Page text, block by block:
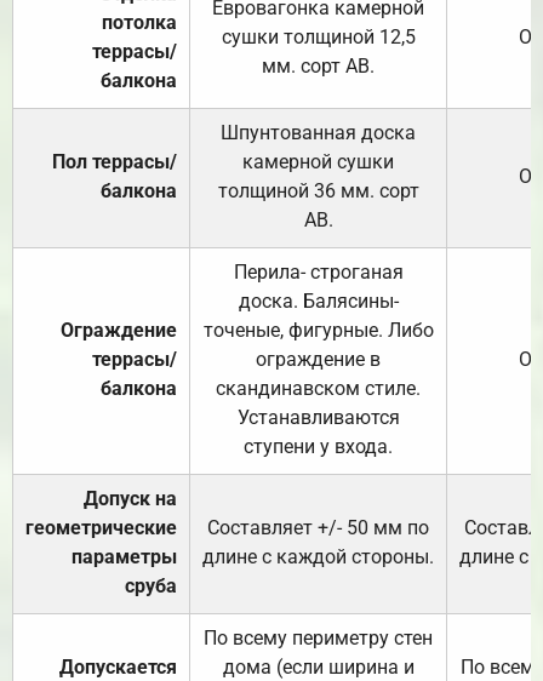
потолка
террасы/
балкона
Евровагонка камерной
сушки толщиной 12,5
мм. сорт АВ.
Пол террасы/
балкона
Шпунтованная доска
камерной сушки
толщиной 36 мм. сорт
АВ.
Ограждение
террасы/
балкона
Перила- строганая
доска. Балясины-
точеные, фигурные. Либо
ограждение в
скандинавском стиле.
Устанавливаются
ступени у входа.
Допуск на
геометрические
параметры
сруба
Составляет +/- 50 мм по
длине с каждой стороны.
длине с
Допускается
По всему периметру стен
дома (если ширина и
По